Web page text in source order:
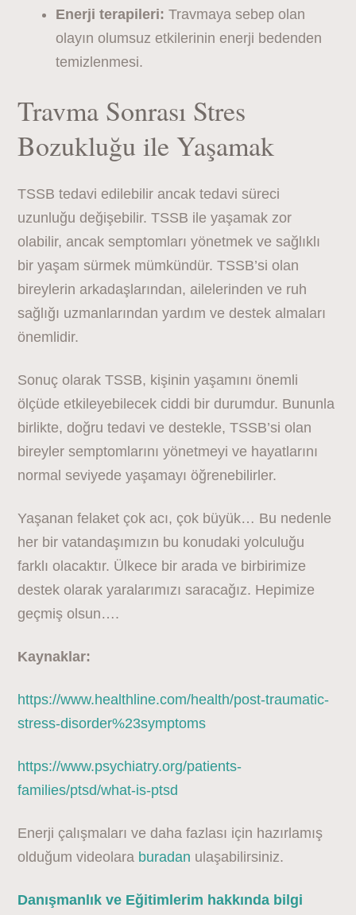
Enerji terapileri: Travmaya sebep olan
olayın olumsuz etkilerinin enerji bedenden
temizlenmesi.
Travma Sonrası Stres
Bozukluğu ile Yaşamak
TSSB tedavi edilebilir ancak tedavi süreci
uzunluğu değişebilir. TSSB ile yaşamak zor
olabilir, ancak semptomları yönetmek ve sağlıklı
bir yaşam sürmek mümkündür. TSSB’si olan
bireylerin arkadaşlarından, ailelerinden ve ruh
sağlığı uzmanlarından yardım ve destek almaları
önemlidir.
Sonuç olarak TSSB, kişinin yaşamını önemli
ölçüde etkileyebilecek ciddi bir durumdur. Bununla
birlikte, doğru tedavi ve destekle, TSSB’si olan
bireyler semptomlarını yönetmeyi ve hayatlarını
normal seviyede yaşamayı öğrenebilirler.
Yaşanan felaket çok acı, çok büyük… Bu nedenle
her bir vatandaşımızın bu konudaki yolculuğu
farklı olacaktır. Ülkece bir arada ve birbirimize
destek olarak yaralarımızı saracağız. Hepimize
geçmiş olsun….
Kaynaklar:
https://www.healthline.com/health/post-traumatic-
stress-disorder%23symptoms
https://www.psychiatry.org/patients-
families/ptsd/what-is-ptsd
Enerji çalışmaları ve daha fazlası için hazırlamış
olduğum videolara buradan ulaşabilirsiniz.
Danışmanlık ve Eğitimlerim hakkında bilgi